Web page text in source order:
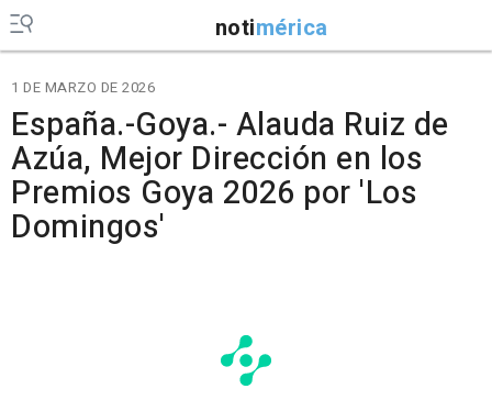
notimérica
1 DE MARZO DE 2026
España.-Goya.- Alauda Ruiz de
Azúa, Mejor Dirección en los
Premios Goya 2026 por 'Los
Domingos'